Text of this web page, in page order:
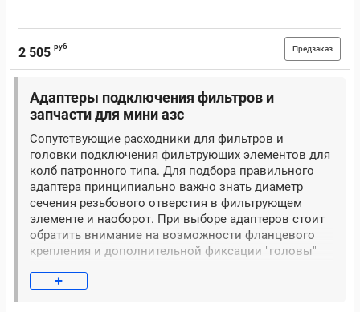
2 505 руб Предзаказ
Адаптеры подключения фильтров и
запчасти для мини азс
Сопутствующие расходники для фильтров и
головки подключения фильтрующих элементов для
колб патронного типа. Для подбора правильного
адаптера принципиально важно знать диаметр
сечения резьбового отверстия в фильтрующем
элементе и наоборот. При выборе адаптеров стоит
обратить внимание на возможности фланцевого
крепления и дополнительной фиксации "головы"
+